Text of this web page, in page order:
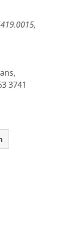
3741